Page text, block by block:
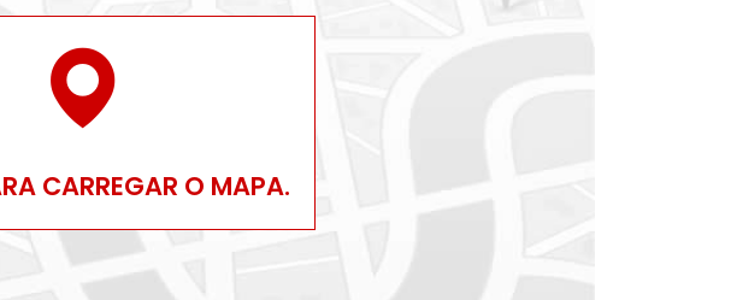
CARREGAR O MAPA.